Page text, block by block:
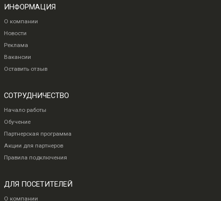
ИНФОРМАЦИЯ
О компании
Новости
Реклама
Вакансии
Оставить отзыв
СОТРУДНИЧЕСТВО
Начало работы
Обучение
Партнерская программа
Акции для партнеров
Правила подключения
ДЛЯ ПОСЕТИТЕЛЕЙ
О компании